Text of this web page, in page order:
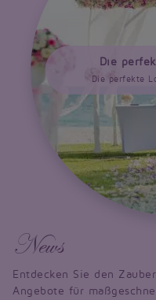
Die
Die perfekte
News
Entdecken Sie den
Angebote für